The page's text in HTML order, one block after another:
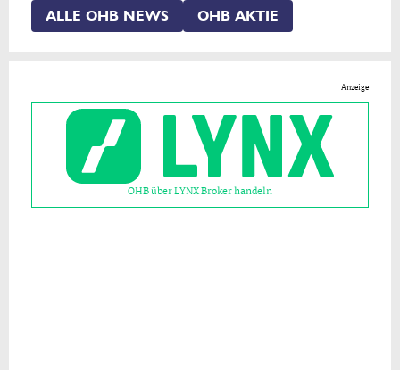
ALLE OHB NEWS OHB AKTIE
Anzeige
OHB über LYNX Broker handeln